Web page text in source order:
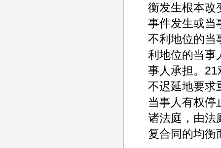
衡发生根本改
事件发生或当
不利地位的当
利地位的当事
事人承担。
不迟延地要求
当事人有权停
诸法庭，由法
复合同的均衡